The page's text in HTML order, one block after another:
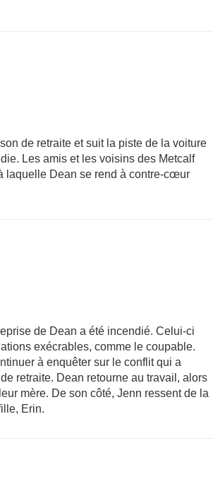
de retraite et suit la piste de la voiture
Les amis et les voisins des Metcalf
laquelle Dean se rend à contre-cœur
de Dean a été incendié. Celui-ci
exécrables, comme le coupable.
à enquêter sur le conflit qui a
retraite. Dean retourne au travail, alors
mère. De son côté, Jenn ressent de la
Erin.